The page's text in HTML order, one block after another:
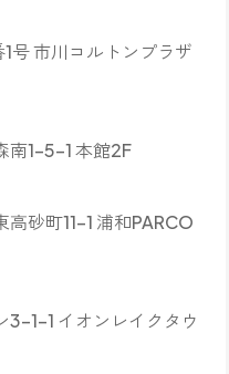
号 市川コルトンプラザ
南1-5-1 本館2F
砂町11-1 浦和PARCO
3-1-1 イオンレイクタウ